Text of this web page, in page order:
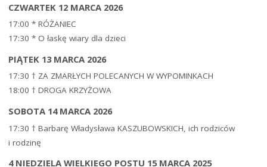
CZWARTEK 12 MARCA 2026
17:00 * RÓŻANIEC
17:30 * O łaskę wiary dla dzieci
PIĄTEK 13 MARCA 2026
17:30 † ZA ZMARŁYCH POLECANYCH W WYPOMINKACH
18:00 † DROGA KRZYŻOWA
SOBOTA 14 MARCA 2026
17:30 † Barbarę Władysława KASZUBOWSKICH, ich rodziców
i rodzinę
4 NIEDZIELA WIELKIEGO POSTU 15 MARCA 2025